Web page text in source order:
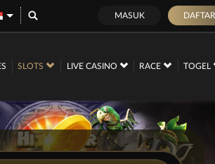
MASUK DAFTAR
SLOTS LIVE CASINO RACE TOGEL